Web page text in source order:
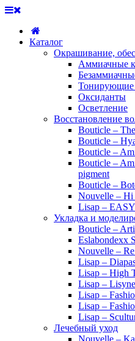
Каталог
Окрашивание,
Аммиачные
Тонирующие
Оксиданты
Осветление
Восстановление
Bouticle –
Bouticle –
Bouticle –
Bouticle –
pigment
Bouticle –
Nouvelle –
Lisap –
Укладка и
Bouticle –
Eslabondexx
Nouvelle –
Lisap –
Lisap – High
Lisap –
Lisap –
Lisap –
Lisap –
Лечебный уход
Nouvelle –